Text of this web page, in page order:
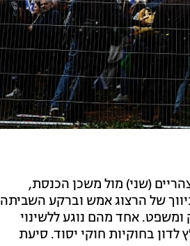
(שני) מול משכן הכנסת,
של הרצוג אמש וברקע השביתה
אחד מהם נוגע ללשינוי
בחוקיות חוקי יסוד. סיעת